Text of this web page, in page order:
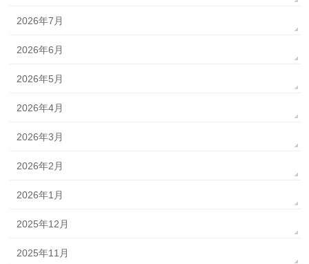
2026年7月
2026年6月
2026年5月
2026年4月
2026年3月
2026年2月
2026年1月
2025年12月
2025年11月